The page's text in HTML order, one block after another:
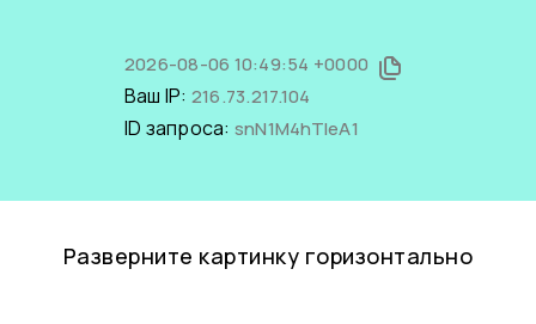
2026-08-06 10:49:54 +0000
Ваш IP: 216.73.217.104
ID запроса: snN1M4hTIeA1
Разверните картинку горизонтально